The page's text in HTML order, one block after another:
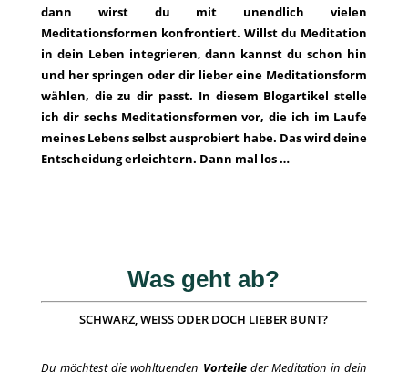
dann wirst du mit unendlich vielen
Meditationsformen konfrontiert. Willst du Meditation
in dein Leben integrieren, dann kannst du schon hin
und her springen oder dir lieber eine Meditationsform
wählen, die zu dir passt. In diesem Blogartikel stelle
ich dir sechs Meditationsformen vor, die ich im Laufe
meines Lebens selbst ausprobiert habe. Das wird deine
Entscheidung erleichtern. Dann mal los …
Was geht ab?
SCHWARZ, WEISS ODER DOCH LIEBER BUNT?
Du möchtest die wohltuenden Vorteileder Meditation in dein